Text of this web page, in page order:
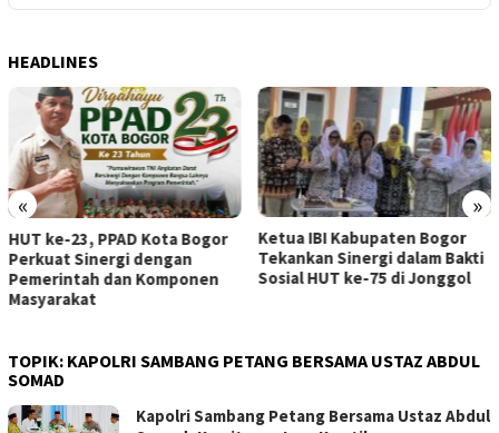
HEADLINES
« »
HUT ke-23, PPAD Kota Bogor
Perkuat Sinergi dengan
Pemerintah dan Komponen
Masyarakat
Ketua IBI Kabupaten Bogor
Tekankan Sinergi dalam Bakti
Sosial HUT ke-75 di Jonggol
TOPIK: KAPOLRI SAMBANG PETANG BERSAMA USTAZ ABDUL
SOMAD
Kapolri Sambang Petang Bersama Ustaz Abdul